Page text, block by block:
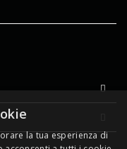
la tua esperienza di